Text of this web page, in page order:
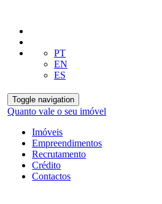
PT
EN
ES
Toggle navigation
Quanto vale o seu imóvel
Imóveis
Empreendimentos
Recrutamento
Crédito
Contactos